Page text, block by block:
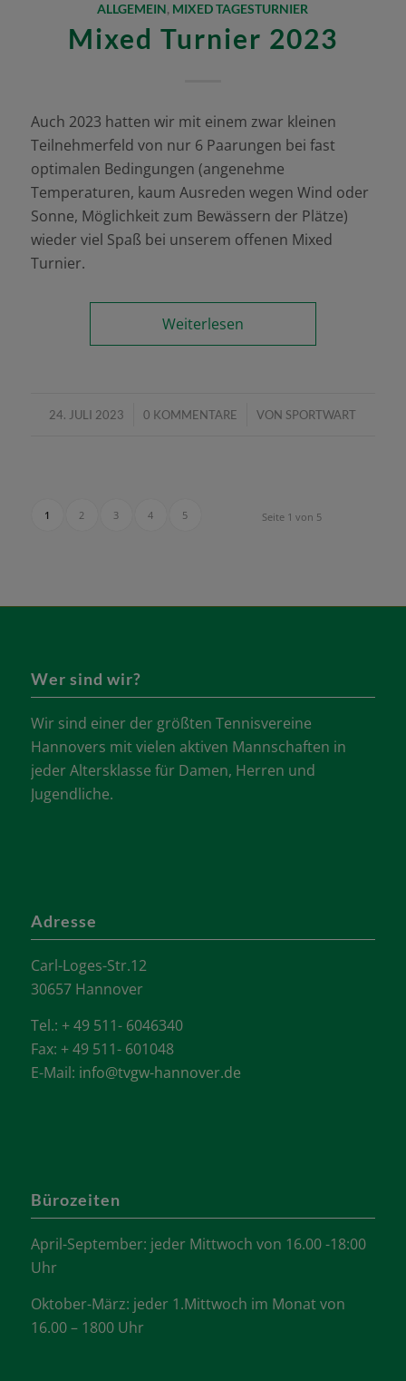
ALLGEMEIN, MIXED TAGESTURNIER
Mixed Turnier 2023
Auch 2023 hatten wir mit einem zwar kleinen
Teilnehmerfeld von nur 6 Paarungen bei fast
optimalen Bedingungen (angenehme
Temperaturen, kaum Ausreden wegen Wind oder
Sonne, Möglichkeit zum Bewässern der Plätze)
wieder viel Spaß bei unserem offenen Mixed
Turnier.
Weiterlesen
24. JULI 2023
/ 0 KOMMENTARE
/ VON SPORTWART
Seite 1 von 5
1 2 3 4 5
Wer sind wir?
Wir sind einer der größten Tennisvereine
Hannovers mit vielen aktiven Mannschaften in
jeder Altersklasse für Damen, Herren und
Jugendliche.
Adresse
Carl-Loges-Str.12
30657 Hannover
Tel.: + 49 511- 6046340
Fax: + 49 511- 601048
E-Mail: info@tvgw-hannover.de
Bürozeiten
April-September: jeder Mittwoch von 16.00 -18:00
Uhr
Oktober-März: jeder 1.Mittwoch im Monat von
16.00 – 1800 Uhr